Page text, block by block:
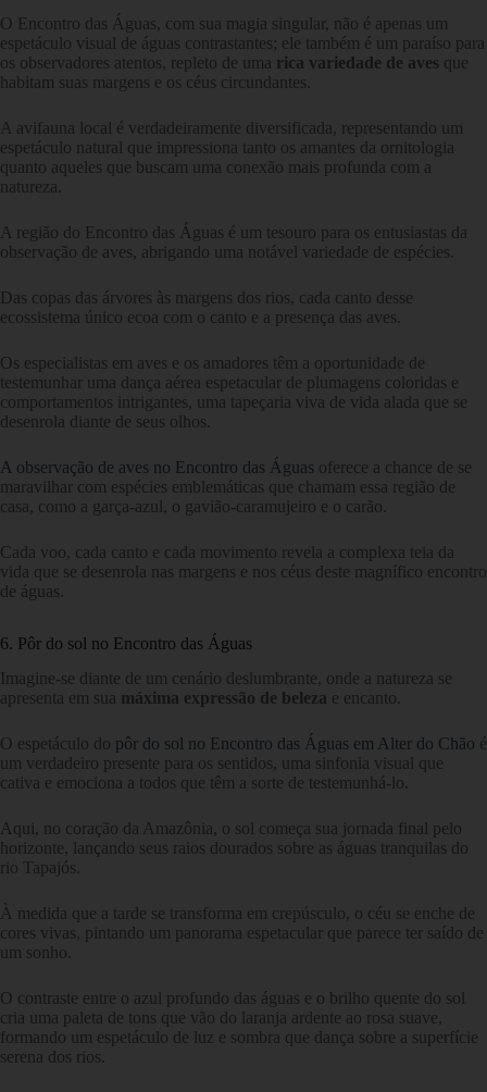
O Encontro das Águas, com sua magia singular, não é apenas um
espetáculo visual de águas contrastantes; ele também é um paraíso para
os observadores atentos, repleto de uma rica variedade de aves que
habitam suas margens e os céus circundantes.
A avifauna local é verdadeiramente diversificada, representando um
espetáculo natural que impressiona tanto os amantes da ornitologia
quanto aqueles que buscam uma conexão mais profunda com a
natureza.
A região do Encontro das Águas é um tesouro para os entusiastas da
observação de aves, abrigando uma notável variedade de espécies.
Das copas das árvores às margens dos rios, cada canto desse
ecossistema único ecoa com o canto e a presença das aves.
Os especialistas em aves e os amadores têm a oportunidade de
testemunhar uma dança aérea espetacular de plumagens coloridas e
comportamentos intrigantes, uma tapeçaria viva de vida alada que se
desenrola diante de seus olhos.
A observação de aves no Encontro das Águas oferece a chance de se
maravilhar com espécies emblemáticas que chamam essa região de
casa, como a garça-azul, o gavião-caramujeiro e o carão.
Cada voo, cada canto e cada movimento revela a complexa teia da
vida que se desenrola nas margens e nos céus deste magnífico encontro
de águas.
6. Pôr do sol no Encontro das Águas
Imagine-se diante de um cenário deslumbrante, onde a natureza se
apresenta em sua máxima expressão de beleza e encanto.
O espetáculo do pôr do sol no Encontro das Águas em Alter do Chão é
um verdadeiro presente para os sentidos, uma sinfonia visual que
cativa e emociona a todos que têm a sorte de testemunhá-lo.
Aqui, no coração da Amazônia, o sol começa sua jornada final pelo
horizonte, lançando seus raios dourados sobre as águas tranquilas do
rio Tapajós.
À medida que a tarde se transforma em crepúsculo, o céu se enche de
cores vivas, pintando um panorama espetacular que parece ter saído de
um sonho.
O contraste entre o azul profundo das águas e o brilho quente do sol
cria uma paleta de tons que vão do laranja ardente ao rosa suave,
formando um espetáculo de luz e sombra que dança sobre a superfície
serena dos rios.